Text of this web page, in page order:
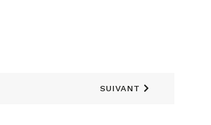
SUIVANT